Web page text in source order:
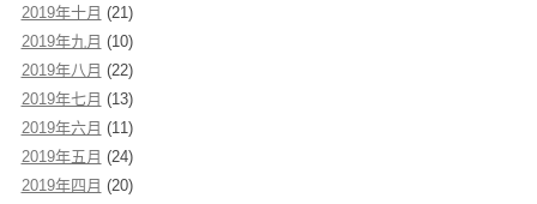
2019年十月 (21)
2019年九月 (10)
2019年八月 (22)
2019年七月 (13)
2019年六月 (11)
2019年五月 (24)
2019年四月 (20)